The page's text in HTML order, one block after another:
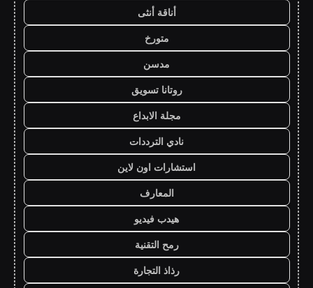
أناقة أنثى
متورخ
مدسن
روتانا تسويق
مجلة الابداع
نادي الترددات
استشارات اون لاين
المعارف
هيدب فيديو
رمح التقنية
رذاذ التجارة